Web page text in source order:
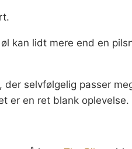
kan lidt mere end en
der selvfølgelig passer
er en ret blank oplevelse.